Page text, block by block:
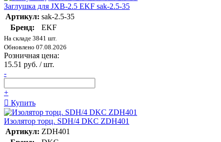
Заглушка для JXB-2.5 EKF sak-2.5-35
Артикул: sak-2.5-35
Бренд:
EKF
На складе 3841 шт.
Обновлено 07.08.2026
Розничная цена:
15.51 руб. / шт.
-
+
Купить
Изолятор торц. SDH/4 DKC ZDH401
Артикул: ZDH401